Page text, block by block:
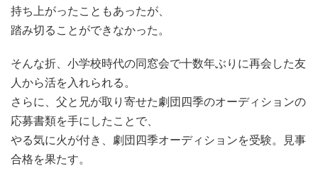
持ち上がったこともあったが、
踏み切ることができなかった。
そんな折、小学校時代の同窓会で十数年ぶりに再会した友
人から活を入れられる。
さらに、父と兄が取り寄せた劇団四季のオーディションの
応募書類を手にしたことで、
やる気に火が付き、劇団四季オーディションを受験。見事
合格を果たす。